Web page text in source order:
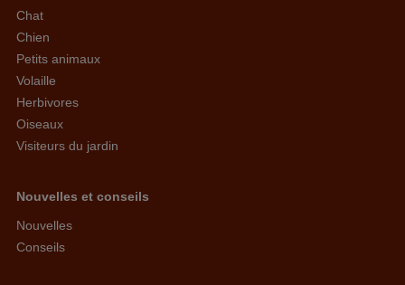
Chat
Chien
Petits animaux
Volaille
Herbivores
Oiseaux
Visiteurs du jardin
Nouvelles et conseils
Nouvelles
Conseils